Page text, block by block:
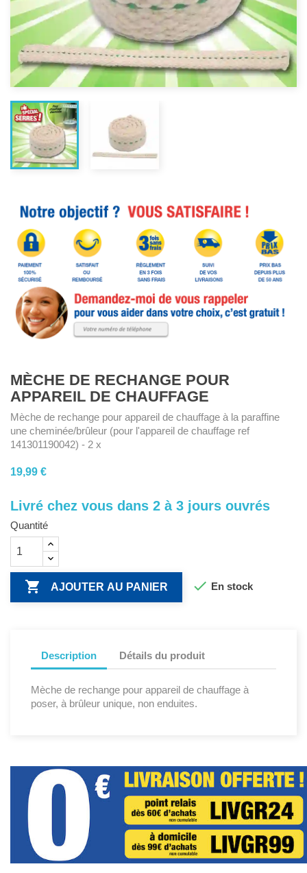
MÈCHE DE RECHANGE POUR
APPAREIL DE CHAUFFAGE
Mèche de rechange pour appareil de chauffage à la paraffine
une cheminée/brûleur (pour l'appareil de chauffage ref
141301190042) - 2 x
19,99 €
Livré chez vous dans 2 à 3 jours ouvrés
Quantité
 AJOUTER AU PANIER  En stock
Description Détails du produit
Mèche de rechange pour appareil de chauffage à
poser, à brûleur unique, non enduites.